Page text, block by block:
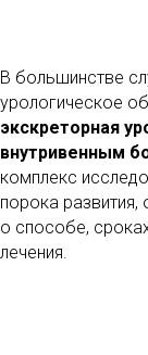
В большинстве
урологическое
экскреторная
внутривенным
комплекс
порока
о способе,
лечения.